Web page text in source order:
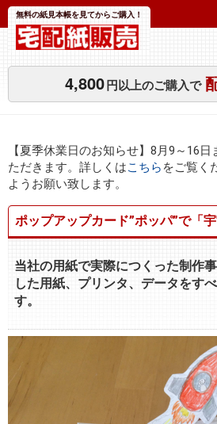
無料の紙見本帳を見てからご購入！
4,800 円以上のご購入で
【夏季休業日のお知らせ】8月9～16
ただきます。詳しくはこちら をご覧く
ようお願い致します。
ポップアップカード”ポッパ”で「
当社の用紙で実際につくった制作事
した用紙、プリンタ、データをす
す。